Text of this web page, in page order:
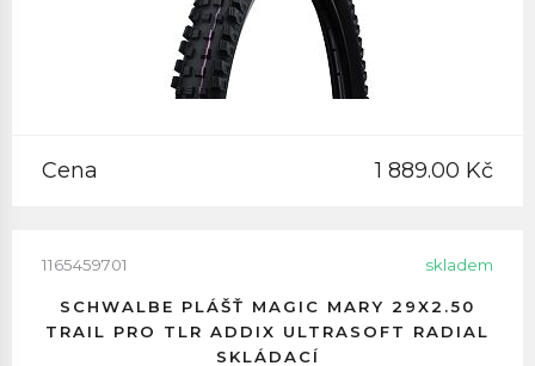
Cena 1 889.00 Kč
1165459701 skladem
SCHWALBE PLÁŠŤ MAGIC MARY 29X2.50
TRAIL PRO TLR ADDIX ULTRASOFT RADIAL
SKLÁDACÍ